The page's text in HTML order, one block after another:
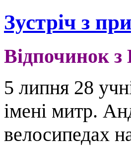
Зустріч з
Відпочинок з
5 липня 28
імені митр.
велосипедах